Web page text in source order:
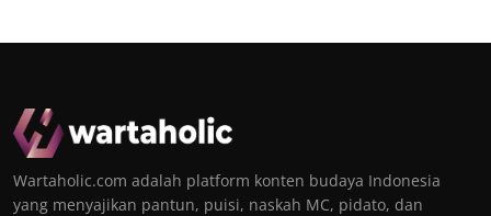
Wartaholic.com adalah platform konten budaya Indonesia
yang menyajikan pantun, puisi, naskah MC, pidato, dan